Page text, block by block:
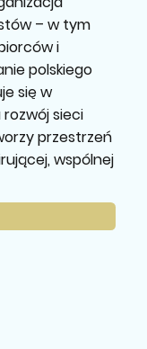
– w tym
i
polskiego
się w
sieci
przestrzeń
wspólnej